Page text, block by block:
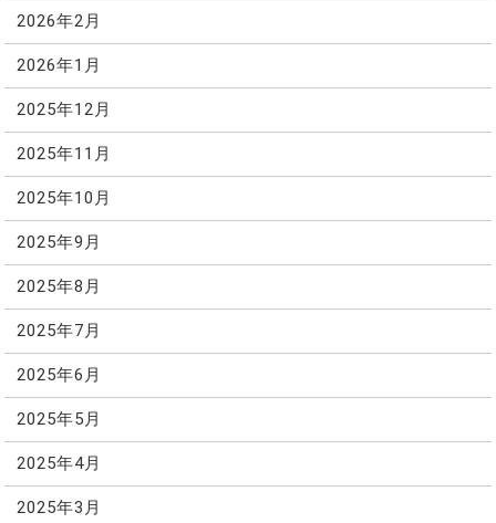
2026年2月
2026年1月
2025年12月
2025年11月
2025年10月
2025年9月
2025年8月
2025年7月
2025年6月
2025年5月
2025年4月
2025年3月